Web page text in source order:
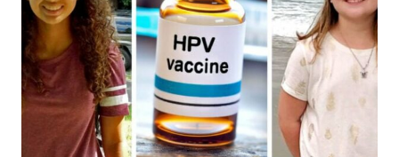
A
EMPORTÉ
LA
VIE
D’UNE
JEUNE
FEMME
DE